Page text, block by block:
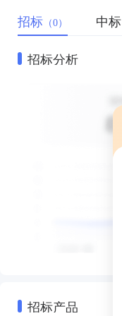
招标 （0） 中标
招标分析
招标产品